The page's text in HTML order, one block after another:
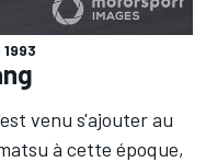
venu s'ajouter au
à cette époque,